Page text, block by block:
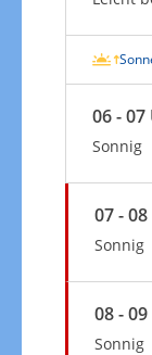
06 - 07
Sonnig
07 -
Sonnig
08 -
Sonnig